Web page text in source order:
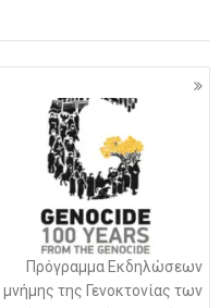
Πρόγραμμα Εκδηλώσεων
μνήμης της Γενοκτονίας των